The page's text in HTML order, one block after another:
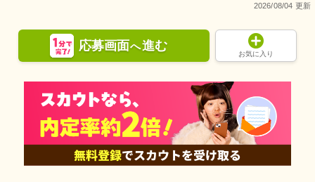
2026/08/04 更新
応募画面へ進む
お気に入り